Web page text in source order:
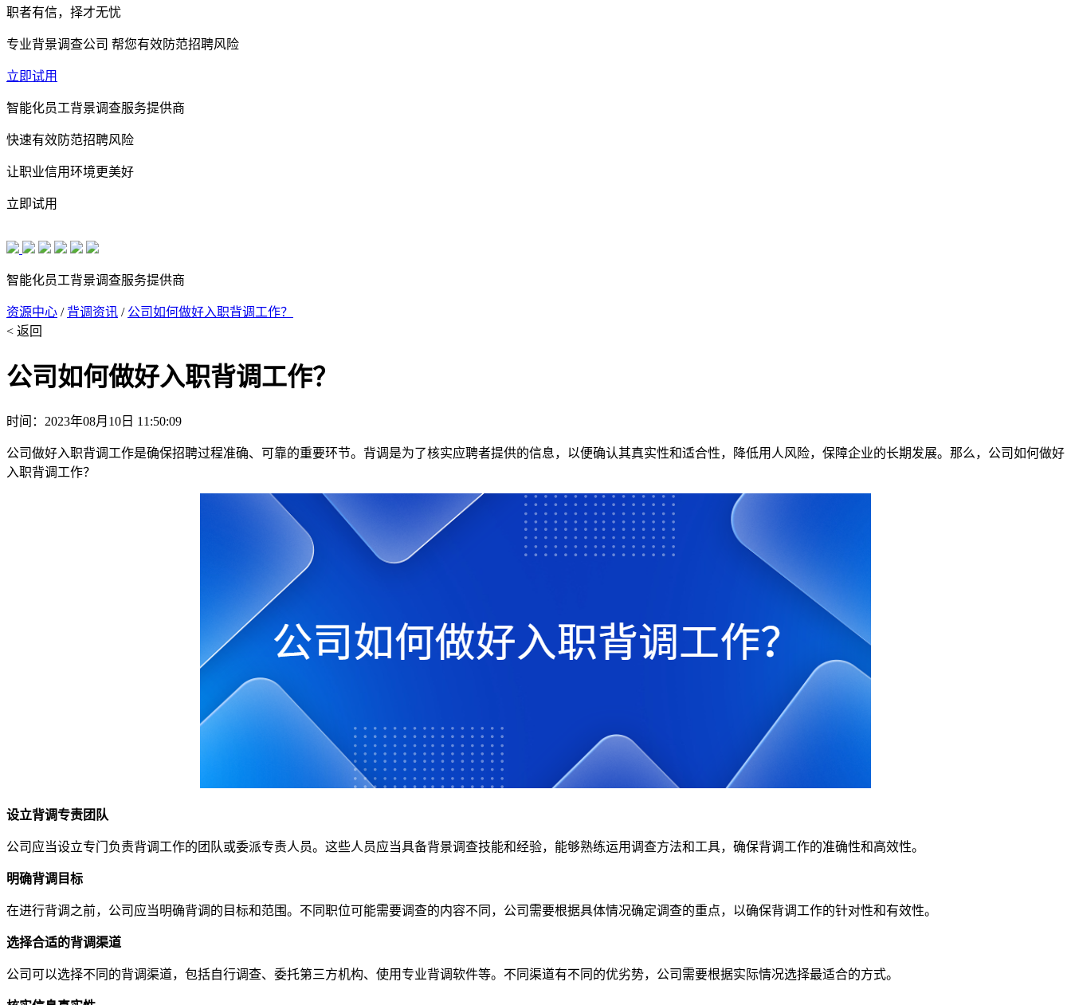
职者有信，择才无忧
专业背景调查公司 帮您有效防范招聘风险
立即试用
智能化员工背景调查服务提供商
快速有效防范招聘风险
让职业信用环境更美好
立即试用
智能化员工背景调查服务提供商
资源中心 / 背调资讯 / 公司如何做好入职背调工作？
< 返回
公司如何做好入职背调工作？
时间：2023年08月10日 11:50:09
公司做好入职背调工作是确保招聘过程准确、可靠的重要环节。背调是为了核实应聘者提供的信息，以便确认其真实性和适合性，降低用人风险，保障企业的长期发展。那么，公司如何做好
入职背调工作？
设立背调专责团队
公司应当设立专门负责背调工作的团队或委派专责人员。这些人员应当具备背景调查技能和经验，能够熟练运用调查方法和工具，确保背调工作的准确性和高效性。
明确背调目标
在进行背调之前，公司应当明确背调的目标和范围。不同职位可能需要调查的内容不同，公司需要根据具体情况确定调查的重点，以确保背调工作的针对性和有效性。
选择合适的背调渠道
公司可以选择不同的背调渠道，包括自行调查、委托第三方机构、使用专业背调软件等。不同渠道有不同的优劣势，公司需要根据实际情况选择最适合的方式。